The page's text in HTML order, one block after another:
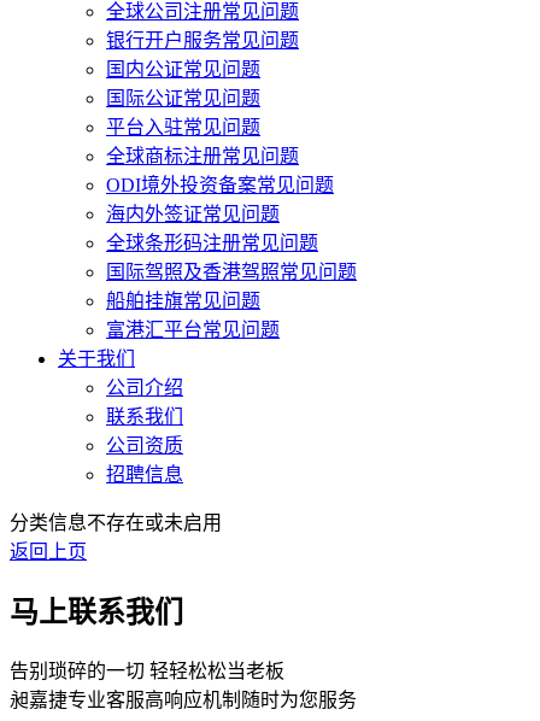
全球公司注册常见问题
银行开户服务常见问题
国内公证常见问题
国际公证常见问题
平台入驻常见问题
全球商标注册常见问题
ODI境外投资备案常见问题
海内外签证常见问题
全球条形码注册常见问题
国际驾照及香港驾照常见问题
船舶挂旗常见问题
富港汇平台常见问题
关于我们
公司介绍
联系我们
公司资质
招聘信息
分类信息不存在或未启用
返回上页
马上联系我们
告别琐碎的一切 轻轻松松当老板
昶嘉捷专业客服高响应机制随时为您服务